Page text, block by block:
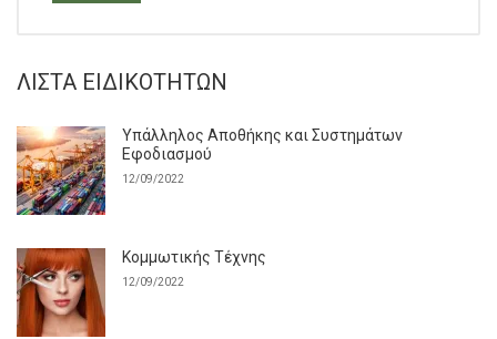
ΛΊΣΤΑ ΕΙΔΙΚΟΤΉΤΩΝ
Υπάλληλος Αποθήκης και Συστημάτων
Εφοδιασμού
12/09/2022
Κομμωτικής Τέχνης
12/09/2022